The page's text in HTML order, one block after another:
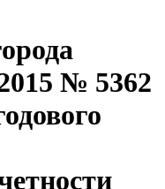
№ 5362